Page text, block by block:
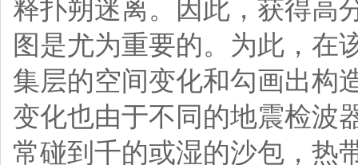
释扑朔迷离。因此，获得高
图是尤为重要的。为此，在
集层的空间变化和勾画出构
变化也由于不同的地震检波
常碰到千的或湿的沙包，热